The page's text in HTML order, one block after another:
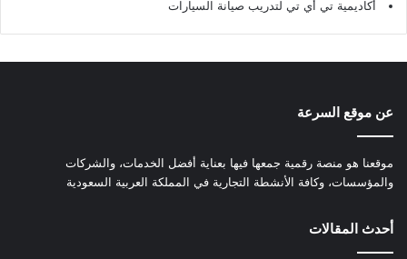
أكاديمية تي أي تي لتدريب صيانة السيارات
عن موقع السرعة
موقعنا هو منصة رقمية جمعها فيها بعناية أفضل الخدمات، والشركات
والمؤسسات، وكافة الأنشطة التجارية في المملكة العربية السعودية
أحدث المقالات